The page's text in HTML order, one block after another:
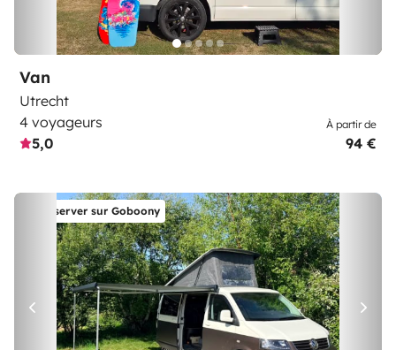
Van
Utrecht
4 voyageurs
5,0
À partir de
94 €
Réserver sur Goboony